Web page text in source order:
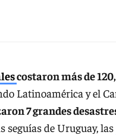
costaron más de
Latinoamérica y el
7 grandes
seguías de Uruguay, las